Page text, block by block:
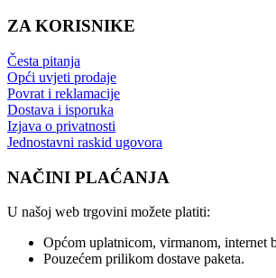
ZA KORISNIKE
Česta pitanja
Opći uvjeti prodaje
Povrat i reklamacije
Dostava i isporuka
Izjava o privatnosti
Jednostavni raskid ugovora
NAČINI PLAĆANJA
U našoj web trgovini možete platiti:
Općom uplatnicom, virmanom, internet
Pouzećem prilikom dostave paketa.